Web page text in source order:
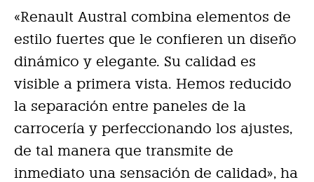
«Renault Austral combina elementos de
estilo fuertes que le confieren un diseño
dinámico y elegante. Su calidad es
visible a primera vista. Hemos reducido
la separación entre paneles de la
carrocería y perfeccionando los ajustes,
de tal manera que transmite de
inmediato una sensación de calidad», ha